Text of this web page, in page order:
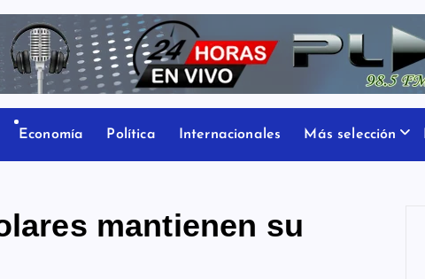
Economía Política Internacionales Más selección
mantienen su